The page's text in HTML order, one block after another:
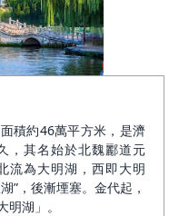
積約46萬平方米，是濟
，其名始於北魏酈道元
流為大明湖，西即大明
”，後漸堙塞。金代起，
湖」。